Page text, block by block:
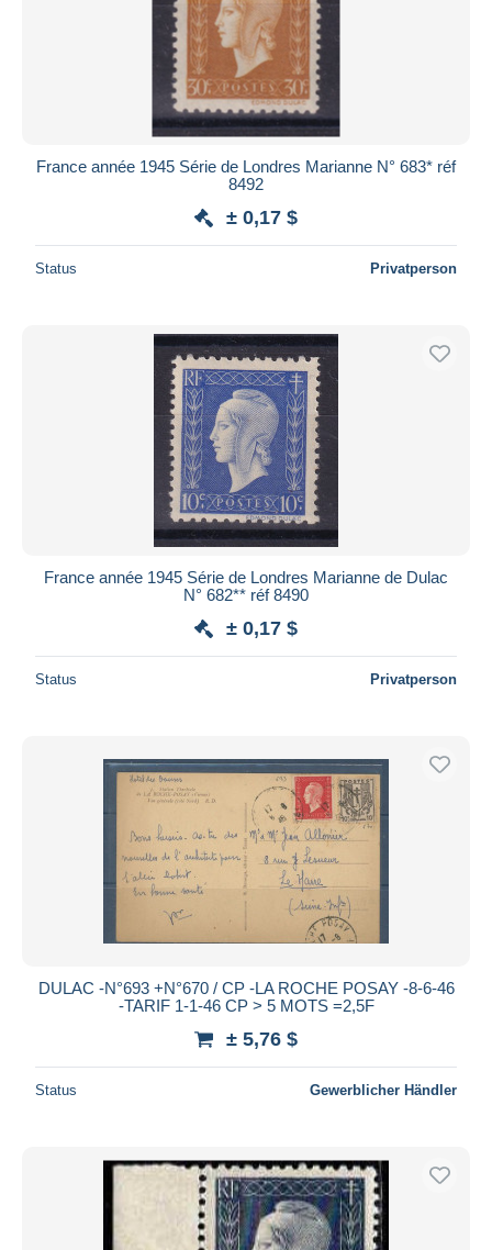
France année 1945 Série de Londres Marianne N° 683* réf
8492
± 0,17 $
Status Privatperson
France année 1945 Série de Londres Marianne de Dulac
N° 682** réf 8490
± 0,17 $
Status Privatperson
DULAC -N°693 +N°670 / CP -LA ROCHE POSAY -8-6-46
-TARIF 1-1-46 CP > 5 MOTS =2,5F
± 5,76 $
Status Gewerblicher Händler